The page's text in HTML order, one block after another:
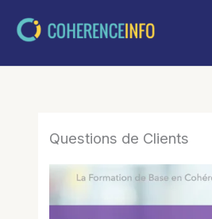
Questions de Clients